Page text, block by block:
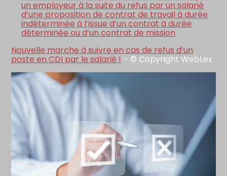
un employeur à la suite du refus par un salarié
d’une proposition de contrat de travail à durée
indéterminée à l’issue d’un contrat à durée
déterminée ou d’un contrat de mission
Nouvelle marche à suivre en cas de refus d’un
poste en CDI par le salarié ! – © Copyright WebLex